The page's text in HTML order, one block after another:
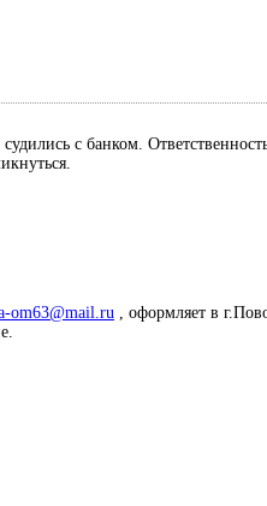
с банком.
om63@mail.ru , оформляет в